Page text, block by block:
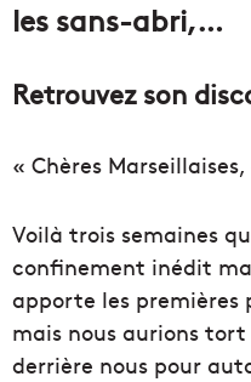
les sans-abri,…
Retrouvez son
« Chères
Voilà trois semaines
confinement inédit
apporte les premières
mais nous aurions
derrière nous pour